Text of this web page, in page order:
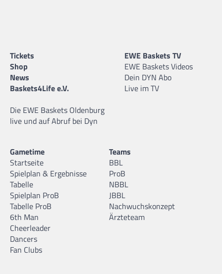
Tickets
Shop
News
Baskets4Life e.V.
Die EWE Baskets Oldenburg
live und auf Abruf bei Dyn
EWE Baskets TV
EWE Baskets Videos
Dein DYN Abo
Live im TV
Gametime
Startseite
Spielplan & Ergebnisse
Tabelle
Spielplan ProB
Tabelle ProB
6th Man
Cheerleader
Dancers
Fan Clubs
Teams
BBL
ProB
NBBL
JBBL
Nachwuchskonzept
Ärzteteam